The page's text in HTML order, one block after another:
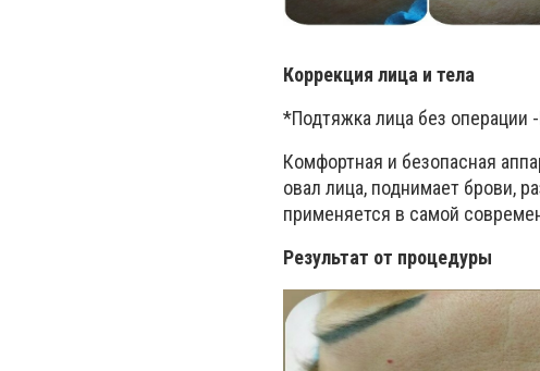
Коррекция лица и тела
*Подтяжка лица без операции -
Комфортная и безопасная
овал лица, поднимает брови,
применяется в самой
Результат от процедуры